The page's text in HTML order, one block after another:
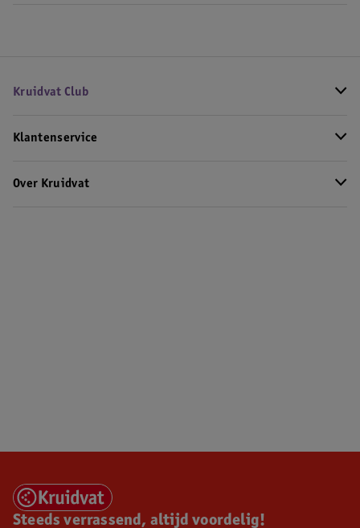
Kruidvat Club
Klantenservice
Over Kruidvat
Steeds verrassend, altijd voordelig!